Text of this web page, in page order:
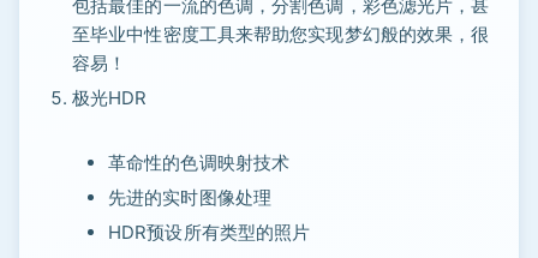
包括最佳的一流的色调，分割色调，彩色滤光片，甚
至毕业中性密度工具来帮助您实现梦幻般的效果，很
容易！
极光HDR
革命性的色调映射技术
先进的实时图像处理
HDR预设所有类型的照片